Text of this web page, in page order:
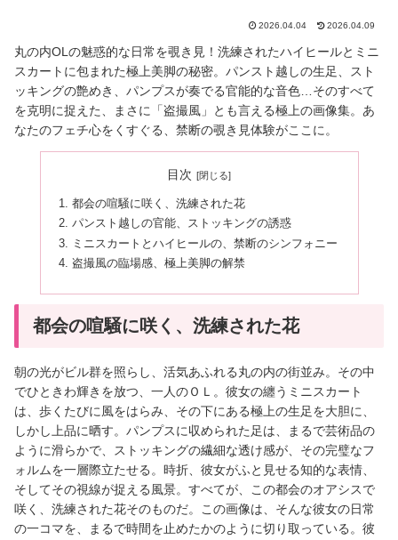
2026.04.04 2026.04.09
丸の内OLの魅惑的な日常を覗き見！洗練されたハイヒールとミニ
スカートに包まれた極上美脚の秘密。パンスト越しの生足、スト
ッキングの艶めき、パンプスが奏でる官能的な音色…そのすべて
を克明に捉えた、まさに「盗撮風」とも言える極上の画像集。あ
なたのフェチ心をくすぐる、禁断の覗き見体験がここに。
目次
都会の喧騒に咲く、洗練された花
パンスト越しの官能、ストッキングの誘惑
ミニスカートとハイヒールの、禁断のシンフォニー
盗撮風の臨場感、極上美脚の解禁
都会の喧騒に咲く、洗練された花
朝の光がビル群を照らし、活気あふれる丸の内の街並み。その中
でひときわ輝きを放つ、一人のＯＬ。彼女の纏うミニスカート
は、歩くたびに風をはらみ、その下にある極上の生足を大胆に、
しかし上品に晒す。パンプスに収められた足は、まるで芸術品の
ように滑らかで、ストッキングの繊細な透け感が、その完璧なフ
ォルムを一層際立たせる。時折、彼女がふと見せる知的な表情、
そしてその視線が捉える風景。すべてが、この都会のオアシスで
咲く、洗練された花そのものだ。この画像は、そんな彼女の日常
の一コマを、まるで時間を止めたかのように切り取っている。彼